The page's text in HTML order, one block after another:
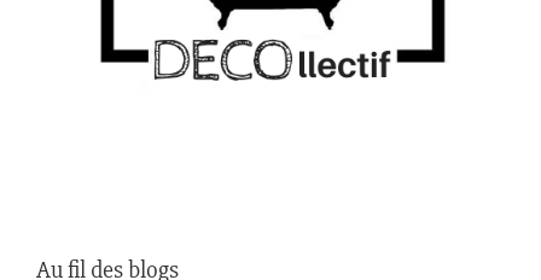
Au fil des blogs